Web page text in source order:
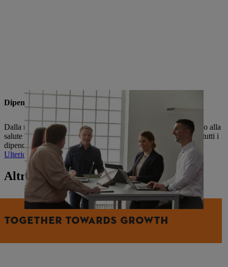
Dipendenti e formazione
Dalla retribuzione equa ai programmi di sviluppo completi, fino alla
salute e alla sicurezza: Il nostro obiettivo è quello di trattenere tutti i
dipendenti dell'azienda nel lungo periodo.
Ulteriori informazioni su dipendenti e formazione
Altro dal mondo STIHL
TOGETHER TOWARDS GROWTH